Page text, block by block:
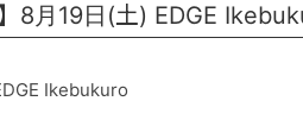
】8月19日(土) EDGE
Ikebukuro